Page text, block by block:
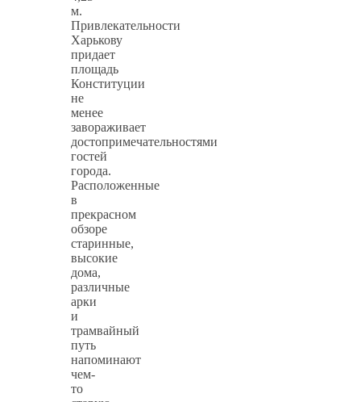
м.
Привлекательности
Харькову
придает
площадь
Конституции
не
менее
завораживает
достопримечательностями
гостей
города.
Расположенные
в
прекрасном
обзоре
старинные,
высокие
дома,
различные
арки
и
трамвайный
путь
напоминают
чем-
то